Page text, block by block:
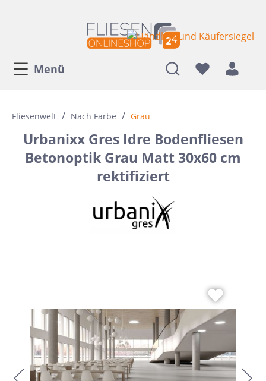
Menü
Fliesenwelt / Nach Farbe / Grau
Urbanixx Gres Idre Bodenfliesen
Betonoptik Grau Matt 30x60 cm
rektifiziert